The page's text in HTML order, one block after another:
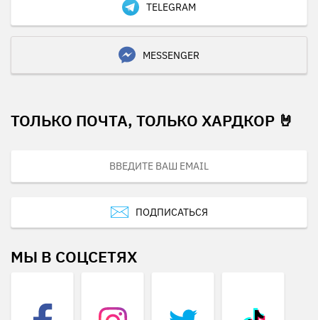
TELEGRAM
MESSENGER
ТОЛЬКО ПОЧТА, ТОЛЬКО ХАРДКОР 🤘
ПОДПИСАТЬСЯ
МЫ В СОЦСЕТЯХ